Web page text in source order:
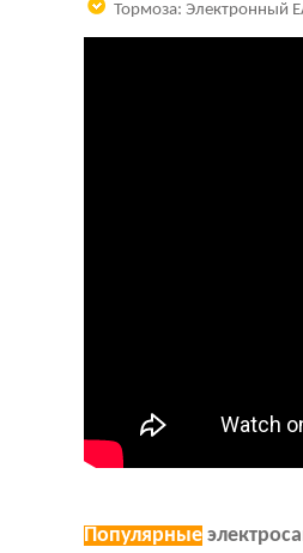
Тормоза: Электронный
Популярные